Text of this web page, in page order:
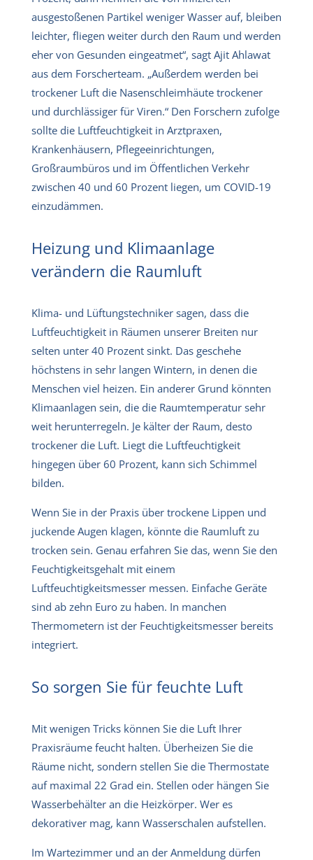
ausgestoßenen Partikel weniger Wasser auf, bleiben
leichter, fliegen weiter durch den Raum und werden
eher von Gesunden eingeatmet“, sagt Ajit Ahlawat
aus dem Forscherteam. „Außerdem werden bei
trockener Luft die Nasenschleimhäute trockener
und durchlässiger für Viren.“ Den Forschern zufolge
sollte die Luftfeuchtigkeit in Arztpraxen,
Krankenhäusern, Pflegeeinrichtungen,
Großraumbüros und im Öffentlichen Verkehr
zwischen 40 und 60 Prozent liegen, um COVID-19
einzudämmen.
Heizung und Klimaanlage
verändern die Raumluft
Klima- und Lüftungstechniker sagen, dass die
Luftfeuchtigkeit in Räumen unserer Breiten nur
selten unter 40 Prozent sinkt. Das geschehe
höchstens in sehr langen Wintern, in denen die
Menschen viel heizen. Ein anderer Grund könnten
Klimaanlagen sein, die die Raumtemperatur sehr
weit herunterregeln. Je kälter der Raum, desto
trockener die Luft. Liegt die Luftfeuchtigkeit
hingegen über 60 Prozent, kann sich Schimmel
bilden.
Wenn Sie in der Praxis über trockene Lippen und
juckende Augen klagen, könnte die Raumluft zu
trocken sein. Genau erfahren Sie das, wenn Sie den
Feuchtigkeitsgehalt mit einem
Luftfeuchtigkeitsmesser messen. Einfache Geräte
sind ab zehn Euro zu haben. In manchen
Thermometern ist der Feuchtigkeitsmesser bereits
integriert.
So sorgen Sie für feuchte Luft
Mit wenigen Tricks können Sie die Luft Ihrer
Praxisräume feucht halten. Überheizen Sie die
Räume nicht, sondern stellen Sie die Thermostate
auf maximal 22 Grad ein. Stellen oder hängen Sie
Wasserbehälter an die Heizkörper. Wer es
dekorativer mag, kann Wasserschalen aufstellen.
Im Wartezimmer und an der Anmeldung dürfen